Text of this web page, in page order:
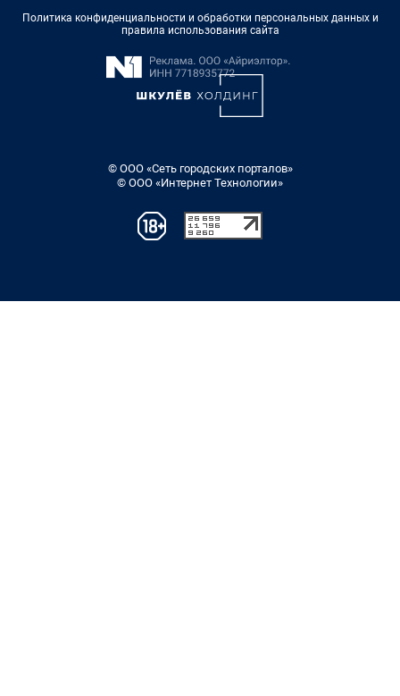
Политика конфиденциальности и обработки персональных данных и
правила использования сайта
© ООО «Сеть городских порталов»
© ООО «Интернет Технологии»